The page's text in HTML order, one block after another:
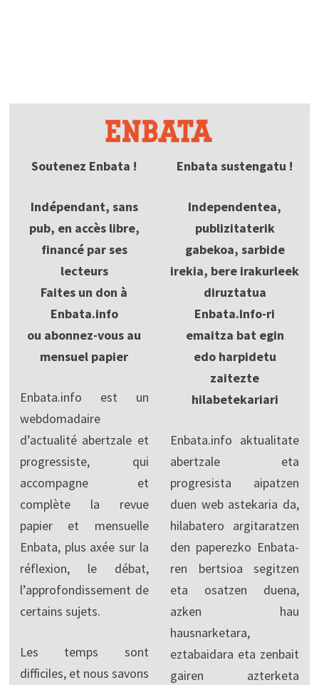
Soutenez Enbata !
Indépendant, sans
pub, en accès libre,
financé par ses
lecteurs
Faites un don à
Enbata.info
ou abonnez-vous au
mensuel papier
Enbata.info est un
webdomadaire
d’actualité abertzale et
progressiste, qui
accompagne et
complète la revue
papier et mensuelle
Enbata, plus axée sur la
réflexion, le débat,
l’approfondissement de
certains sujets.
Les temps sont
difficiles, et nous savons
Enbata sustengatu !
Independentea,
publizitaterik
gabekoa, sarbide
irekia, bere irakurleek
diruztatua
Enbata.Info-ri
emaitza bat egin
edo harpidetu
zaitezte
hilabetekariari
Enbata.info aktualitate
abertzale eta
progresista aipatzen
duen web astekaria da,
hilabatero argitaratzen
den paperezko Enbata-
ren bertsioa segitzen
eta osatzen duena,
azken hau
hausnarketara,
eztabaidara eta zenbait
gairen azterketa